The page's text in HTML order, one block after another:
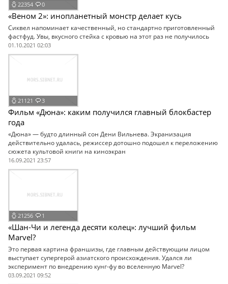
22354 0
«Веном 2»: инопланетный монстр делает кусь
Сиквел напоминает качественный, но стандартно приготовленный
фастфуд. Увы, вкусного стейка с кровью на этот раз не получилось
01.10.2021 02:03
21121 3
Фильм «Дюна»: каким получился главный блокбастер
года
«Дюна» — будто длинный сон Дени Вильнева. Экранизация
действительно удалась, режиссер дотошно подошел к переложению
сюжета культовой книги на киноэкран
16.09.2021 23:57
21256 1
«Шан-Чи и легенда десяти колец»: лучший фильм
Marvel?
Это первая картина франшизы, где главным действующим лицом
выступает супергерой азиатского происхождения. Удался ли
эксперимент по внедрению кунг-фу во вселенную Marvel?
03.09.2021 09:52